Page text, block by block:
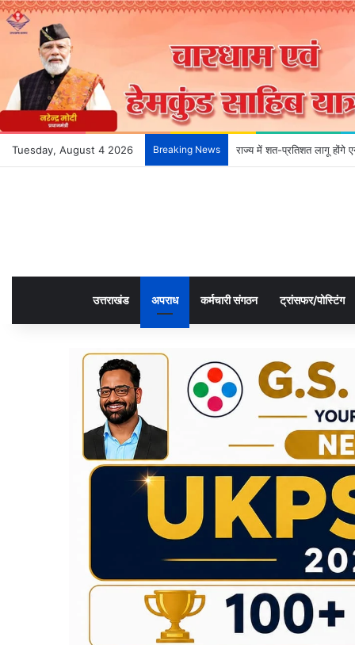
Tuesday, August 4 2026 Breaking News देहरादून के भविष्य को आकार देने
उत्तराखंड अपराध कर्मचारी संगठन ट्रांसफर/पोस्टिंग